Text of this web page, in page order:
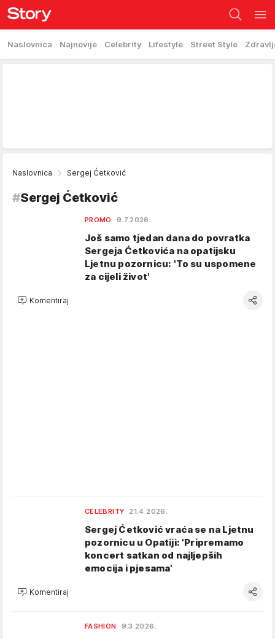
Naslovnica Najnovije Celebrity Lifestyle Street Style
Naslovnica Sergej Ćetković
#Sergej Ćetković
PROMO 9.7.2026.
Još samo tjedan dana do povratka
Sergeja Ćetkovića na opatijsku
Ljetnu pozornicu: 'To su uspomene
za cijeli život'
Komentiraj
CELEBRITY 21.4.2026.
Sergej Ćetković vraća se na Ljetnu
pozornicu u Opatiji: 'Pripremamo
koncert satkan od najljepših
emocija i pjesama'
Komentiraj
FASHION 9.3.2026.